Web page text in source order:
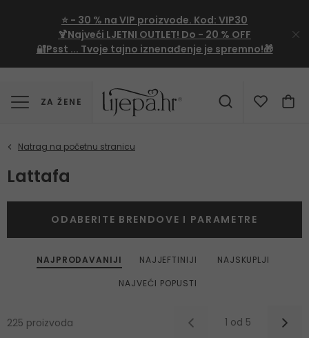
⭐ - 30 % na VIP proizvode. Kod: VIP30
🍹Najveći LJETNI OUTLET! Do - 20 % OFF
🔐Psst ... Tvoje tajno iznenađenje je spremno!🎁
ZA ŽENE
Lattafa
NAJPRODAVANIJI NAJJEFTINIJI
NAJSKUPLJI
NAJVEĆI POPUSTI
225 proizvoda 1 od 5
ODABERITE BRENDOVE I PARAMETRE